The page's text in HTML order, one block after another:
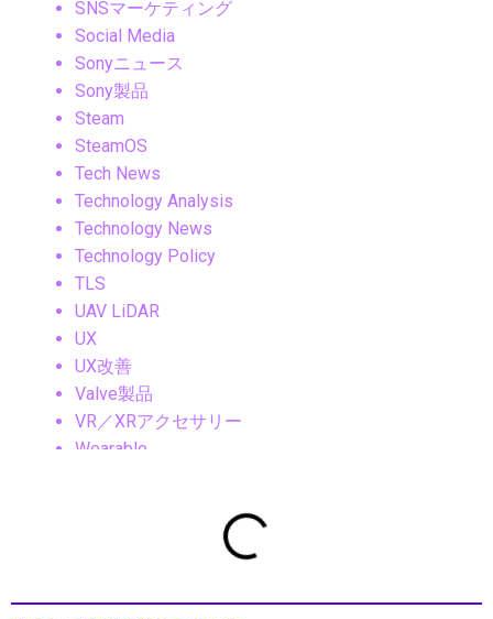
SNSマーケティング
Social Media
Sonyニュース
Sony製品
Steam
SteamOS
Tech News
Technology Analysis
Technology News
Technology Policy
TLS
UAV LiDAR
UX
UX改善
Valve製品
VR／XRアクセサリー
Wearable